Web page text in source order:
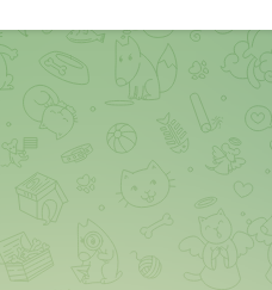
➖ https://t.me/
🔞 t.me/in4bo